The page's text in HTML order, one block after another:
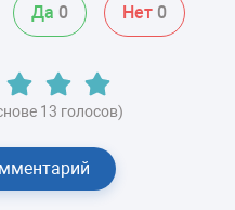
Да 0 Нет 0
13 голосов)